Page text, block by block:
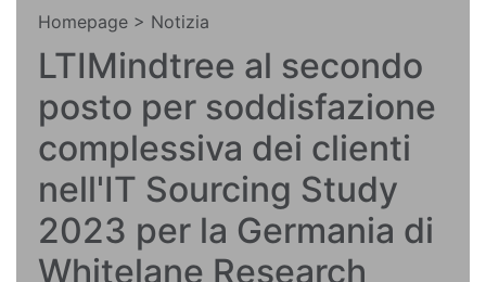
Homepage > Notizia
LTIMindtree al secondo
posto per soddisfazione
complessiva dei clienti
nell'IT Sourcing Study
2023 per la Germania di
Whitelane Research